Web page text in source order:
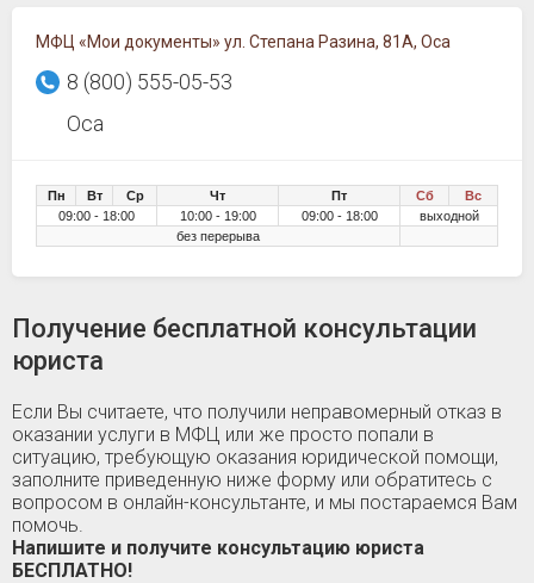
МФЦ «Мои документы» ул. Степана Разина, 81А, Оса
8 (800) 555-05-53
Оса
Пн Вт Ср Чт Пт Сб
Вс
09:00 - 18:00
10:00 - 19:00 09:00 - 18:00
выходной
без перерыва
Получение бесплатной консультации
юриста
Если Вы считаете, что получили неправомерный отказ в
оказании услуги в МФЦ или же просто попали в
ситуацию, требующую оказания юридической помощи,
заполните приведенную ниже форму или обратитесь с
вопросом в онлайн-консультанте, и мы постараемся Вам
помочь.
Напишите и получите консультацию юриста
БЕСПЛАТНО!